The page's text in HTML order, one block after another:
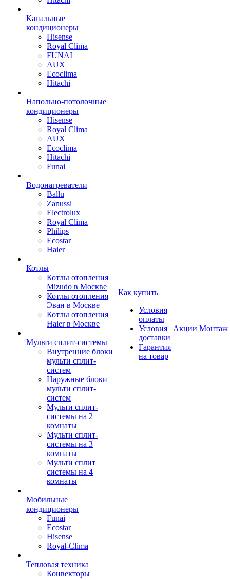
Канальные
кондиционеры
Hisense
Royal Clima
FUNAI
AUX
Ecoclima
Hitachi
Напольно-потолочные
кондиционеры
Hisense
Royal Clima
AUX
Ecoclima
Hitachi
Funai
Водонагреватели
Ballu
Zanussi
Electrolux
Royal Clima
Philips
Ecostar
Haier
Котлы
Котлы отопления
Mizudo в Москве
Котлы отопления
Эван в Москве
Котлы отопления
Haier в Москве
Мульти сплит-системы
Внутренние блоки
мульти сплит-
систем
Наружные блоки
мульти сплит-
систем
Мульти сплит-
системы на 2
комнаты
Мульти сплит-
системы на 3
комнаты
Мульти сплит
системы на 4
комнаты
Мобильные
кондиционеры
Funai
Ecostar
Hisense
Royal-Clima
Тепловая техника
Конвекторы
Как купить
Условия
оплаты
Условия
доставки
Гарантия
на товар
Акции Монтаж